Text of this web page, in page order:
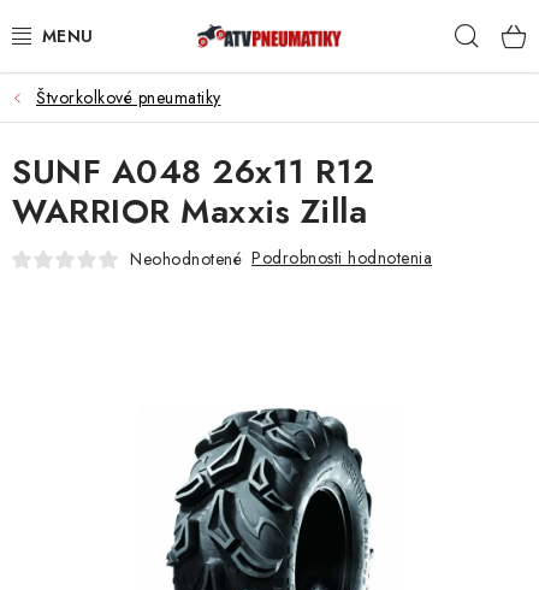
na
PNEUMATIKY
DISKY
ROZŠIROVACIE PODLOŽKY
NÁVLEKY TLMIČOV
Štvorkolkové pneumatiky
SUNF A048 26x11 R12
WARRIOR Maxxis Zilla
Neohodnotené Podrobnosti hodnotenia